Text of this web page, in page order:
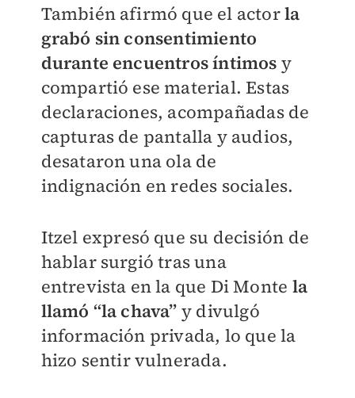
También afirmó que el actorla
grabó sin consentimiento
durante encuentros íntimos y
compartió ese material. Estas
declaraciones, acompañadas de
capturas de pantalla y audios,
desataron una ola de
indignación en redes sociales.
Itzel expresó que su decisión de
hablar surgió tras una
entrevista en la que Di Monte la
llamó “la chava” y divulgó
información privada, lo que la
hizo sentir vulnerada.